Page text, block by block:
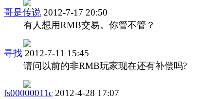
哥是传说 2012-7-17 20:50
有人想用RMB交易。你管不管？
寻找 2012-7-11 15:45
请问以前的非RMB玩家现在还有补偿吗?
fs00000011c 2012-4-28 17:07